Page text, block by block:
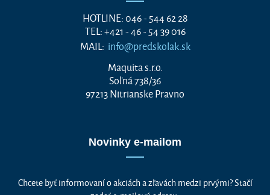
HOTLINE: 046 - 544 62 28
TEL: +421 - 46 - 54 39 016
MAIL: info@predskolak.sk
Maquita s.r.o.
Soľná 738/36
97213 Nitrianske Pravno
Novinky e-mailom
Chcete byť informovaní o akciách a zľavách medzi prvými? Stačí